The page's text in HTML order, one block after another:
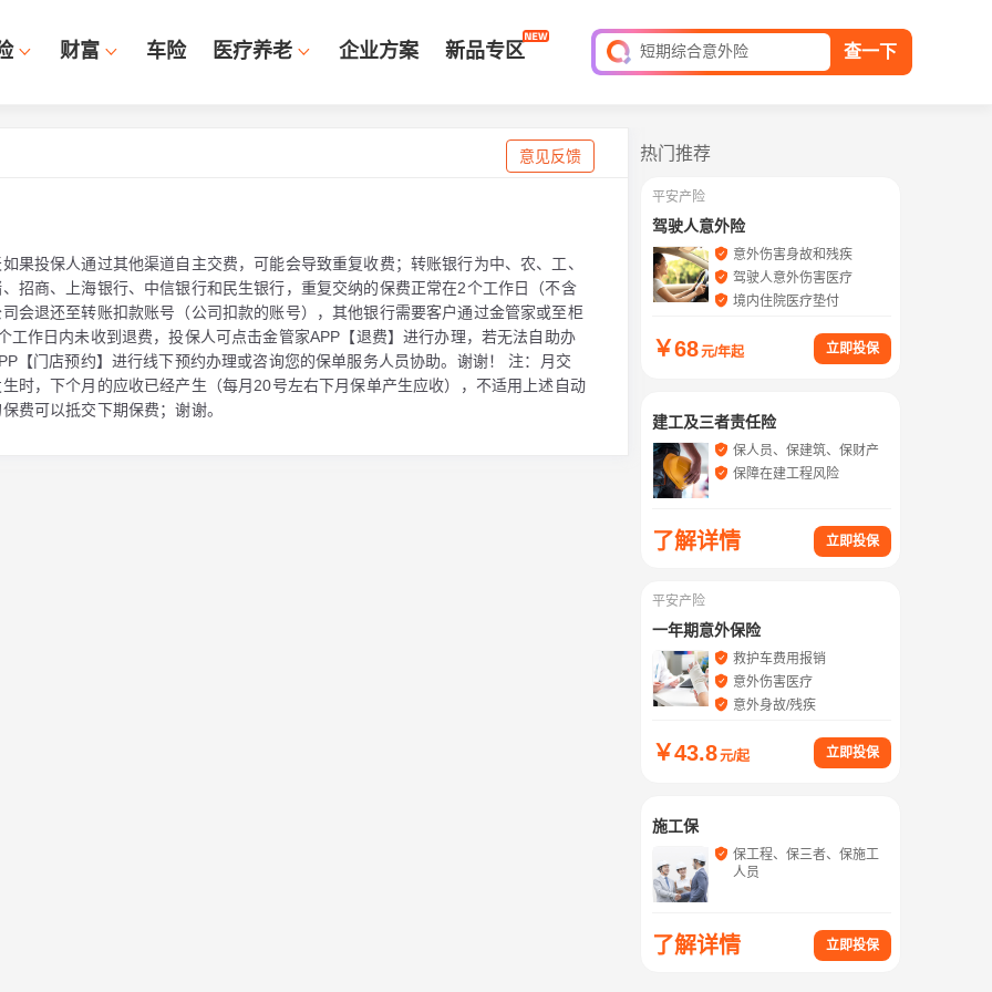
财富 车险 医疗养老 企业方案 新品专区
短期综合意外险
查一下
意见反馈
果投保人通过其他渠道自主交费，可能会导致重复收费；转账银行为中、农、工、
招商、上海银行、中信银行和民生银行，重复交纳的保费正常在2个工作日（不含
会退还至转账扣款账号（公司扣款的账号），其他银行需要客户通过金管家或至柜
工作日内未收到退费，投保人可点击金管家APP【退费】进行办理，若无法自助办
【门店预约】进行线下预约办理或咨询您的保单服务人员协助。谢谢！ 注：月交
时，下个月的应收已经产生（每月20号左右下月保单产生应收），不适用上述自动
费可以抵交下期保费；谢谢。
热门推荐
平安产险
驾驶人意外险
意外伤害身故和残疾
驾驶人意外伤害医疗
境内住院医疗垫付
￥68元/年起 立即投保
建工及三者责任险
保人员、保建筑、保财产
保障在建工程风险
了解详情 立即投保
平安产险
一年期意外保险
救护车费用报销
意外伤害医疗
意外身故/残疾
￥43.8元/起 立即投保
施工保
保工程、保三者、保施工
人员
了解详情 立即投保